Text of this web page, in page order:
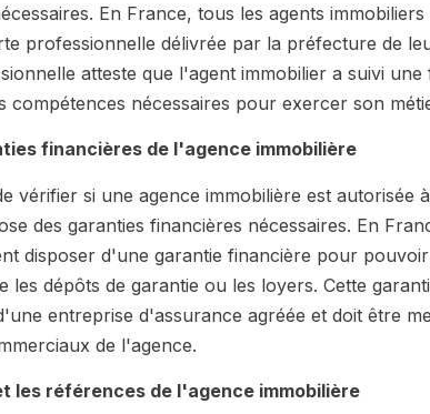
En France, tous les agents
professionnelle délivrée par la préfecture de
atteste que l'agent immobilier a suivi
compétences nécessaires pour exercer son
financières de l'agence immobilière
vérifier si une agence immobilière est autorisée
des garanties financières nécessaires. En
disposer d'une garantie financière pour
les dépôts de garantie ou les loyers. Cette
entreprise d'assurance agréée et doit être
de l'agence.
les références de l'agence immobilière